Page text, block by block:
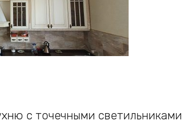
с точечными светильниками